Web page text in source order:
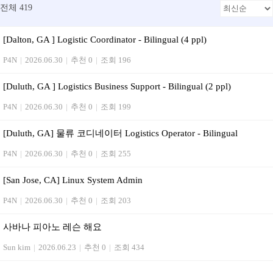
전체 419
[Dalton, GA ] Logistic Coordinator - Bilingual (4 ppl)
P4N | 2026.06.30 | 추천 0 | 조회 196
[Duluth, GA ] Logistics Business Support - Bilingual (2 ppl)
P4N | 2026.06.30 | 추천 0 | 조회 199
[Duluth, GA] 물류 코디네이터 Logistics Operator - Bilingual
P4N | 2026.06.30 | 추천 0 | 조회 255
[San Jose, CA] Linux System Admin
P4N | 2026.06.30 | 추천 0 | 조회 203
사바나 피아노 레슨 해요
Sun kim | 2026.06.23 | 추천 0 | 조회 434